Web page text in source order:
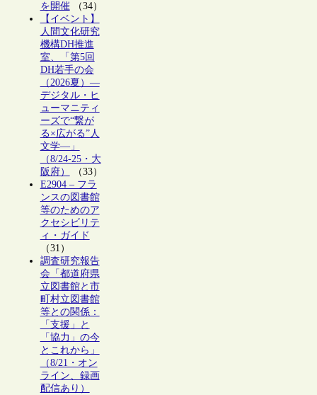
を開催（34）
【イベント】
人間文化研究
機構DH推進
室、「第5回
DH若手の会
（2026夏）―
デジタル・ヒ
ューマニティ
ーズで“繋が
る×広がる”人
文学―」
（8/24-25・大
阪府）
（33）
E2904 – フラ
ンスの図書館
等のためのア
クセシビリテ
ィ・ガイド
（31）
調査研究報告
会「都道府県
立図書館と市
町村立図書館
等との関係：
「支援」と
「協力」の今
とこれから」
（8/21・オン
ライン、録画
配信あり）